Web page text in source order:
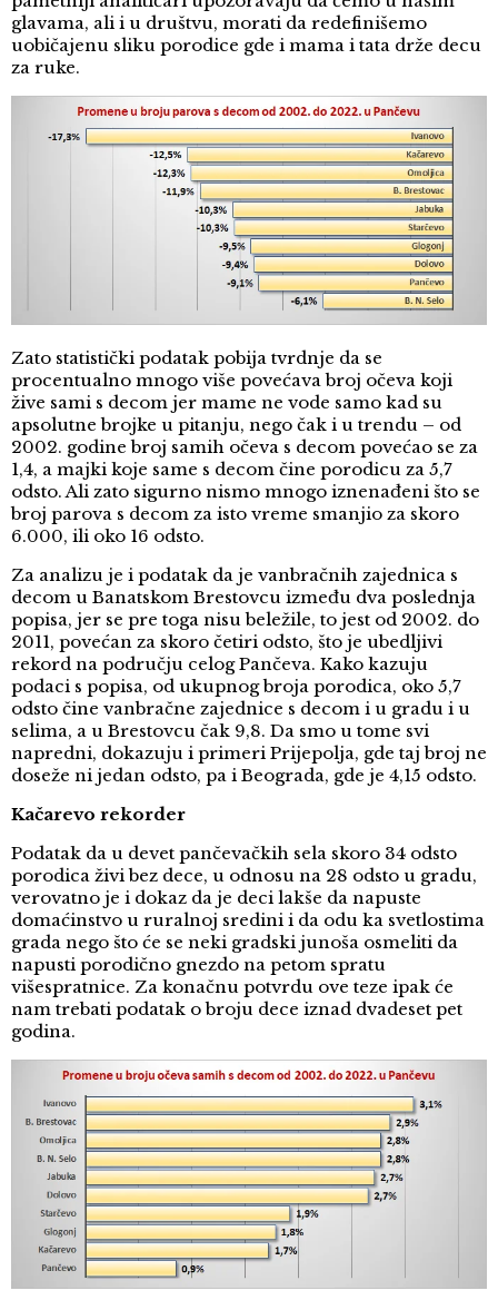
glavama, ali i u društvu, morati da redefinišemo
uobičajenu sliku porodice gde i mama i tata drže decu
za ruke.
Zato statistički podatak pobija tvrdnje da se
procentualno mnogo više povećava broj očeva koji
žive sami s decom jer mame ne vode samo kad su
apsolutne brojke u pitanju, nego čak i u trendu – od
2002. godine broj samih očeva s decom povećao se za
1,4, a majki koje same s decom čine porodicu za 5,7
odsto. Ali zato sigurno nismo mnogo iznenađeni što se
broj parova s decom za isto vreme smanjio za skoro
6.000, ili oko 16 odsto.
Za analizu je i podatak da je vanbračnih zajednica s
decom u Banatskom Brestovcu između dva poslednja
popisa, jer se pre toga nisu beležile, to jest od 2002. do
2011, povećan za skoro četiri odsto, što je ubedljivi
rekord na području celog Pančeva. Kako kazuju
podaci s popisa, od ukupnog broja porodica, oko 5,7
odsto čine vanbračne zajednice s decom i u gradu i u
selima, a u Brestovcu čak 9,8. Da smo u tome svi
napredni, dokazuju i primeri Prijepolja, gde taj broj ne
doseže ni jedan odsto, pa i Beograda, gde je 4,15 odsto.
Kačarevo rekorder
Podatak da u devet pančevačkih sela skoro 34 odsto
porodica živi bez dece, u odnosu na 28 odsto u gradu,
verovatno je i dokaz da je deci lakše da napuste
domaćinstvo u ruralnoj sredini i da odu ka svetlostima
grada nego što će se neki gradski junoša osmeliti da
napusti porodično gnezdo na petom spratu
višespratnice. Za konačnu potvrdu ove teze ipak će
nam trebati podatak o broju dece iznad dvadeset pet
godina.